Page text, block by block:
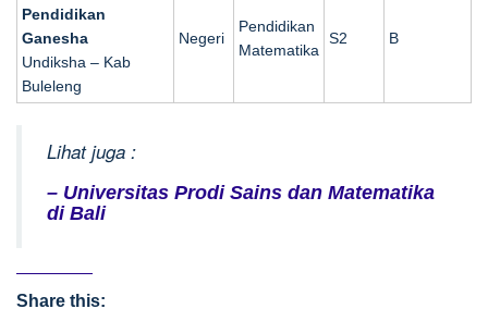
Pendidikan
Ganesha
Undiksha – Kab
Buleleng
Negeri
Pendidikan
Matematika
S2 B
Lihat juga :
– Universitas Prodi Sains dan Matematika
di Bali
Share this: